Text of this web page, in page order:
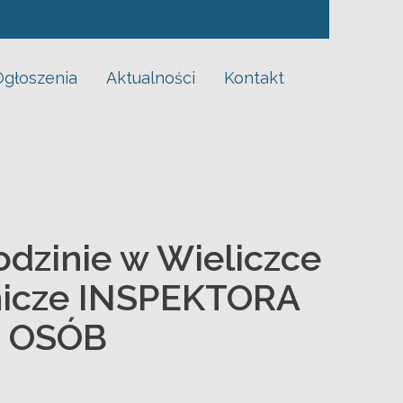
DZIALE DS. REHABILITACJI SPOŁECZNEJ OSÓB
Aktualności Kontakt
w Wieliczce
INSPEKTORA